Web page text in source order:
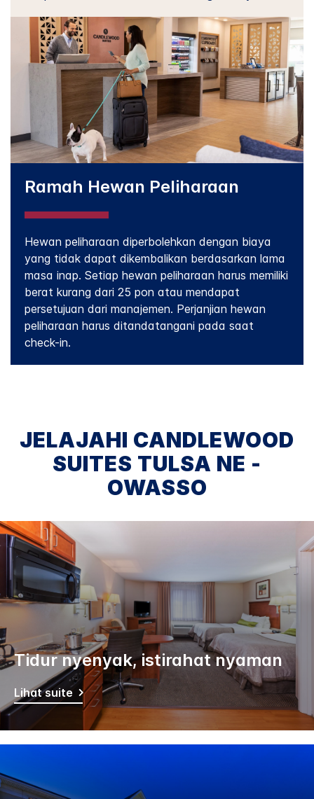
Ramah Hewan Peliharaan
Hewan peliharaan diperbolehkan dengan biaya
yang tidak dapat dikembalikan berdasarkan lama
masa inap. Setiap hewan peliharaan harus memiliki
berat kurang dari 25 pon atau mendapat
persetujuan dari manajemen. Perjanjian hewan
peliharaan harus ditandatangani pada saat
check-in.
JELAJAHI CANDLEWOOD
SUITES TULSA NE -
OWASSO
Tidur nyenyak, istirahat nyaman
Lihat suite